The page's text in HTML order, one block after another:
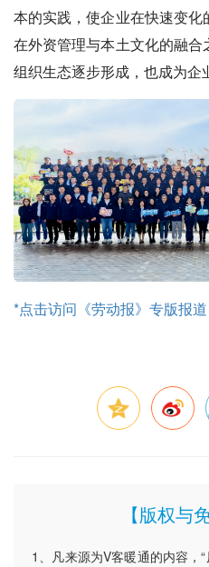
本的实践，使企业在快速变化
在外资管理与本土文化的融
组织生态逐步形成，也成为企
*点击访问《劳动报》专版报道
【版权与
1、凡来源为V客暖通的内容，